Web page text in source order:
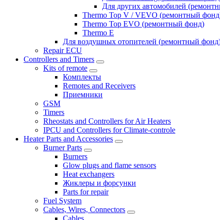
Для других автомобилей
Thermo Top V / VEVO (ремонтный
Thermo Top EVO (ремонтный фонд)
Thermo E
Для воздушных отопителей (ремонтный
Repair ECU
Controllers and Timers
Kits of remote
Комплекты
Remotes and Receivers
Приемники
GSM
Timers
Rheostats and Controllers for Air Heaters
IPCU and Controllers for Climate-controle
Heater Parts and Accessories
Burner Parts
Burners
Glow plugs and flame sensors
Heat exchangers
Жиклеры и форсунки
Parts for repair
Fuel System
Cables, Wires, Connectors
Cables